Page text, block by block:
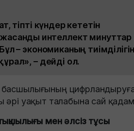
тіпті күндер кететін
интеллект минуттар
– экономиканың тиімділігін
– дейді ол.
әрі уақыт талабына сай
мен әлсіз тұсы